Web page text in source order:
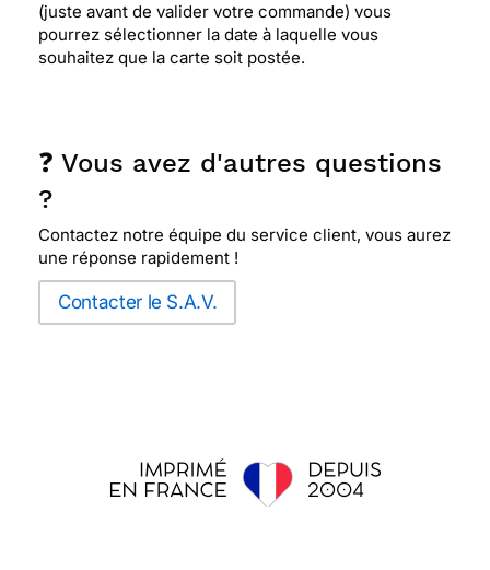
(juste avant de valider votre commande) vous
pourrez sélectionner la date à laquelle vous
souhaitez que la carte soit postée.
❓ Vous avez d'autres questions
?
Contactez notre équipe du service client, vous aurez
une réponse rapidement !
Contacter le S.A.V.